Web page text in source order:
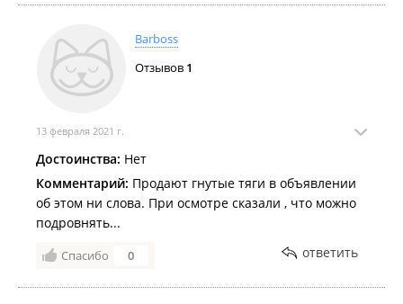
Barboss
Отзывов 1
13 февраля 2021 г.
Достоинства: Нет
Комментарий: Продают гнутые тяги в объявлении
об этом ни слова. При осмотре сказали , что можно
подровнять...
Спасибо 0 ответить